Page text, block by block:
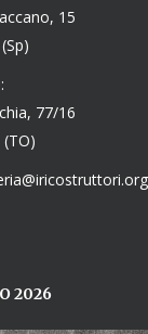
15
77/16
2026